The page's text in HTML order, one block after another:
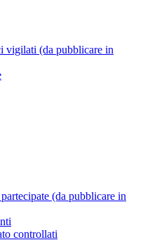
vigilati (da pubblicare in
(da pubblicare in
controllati